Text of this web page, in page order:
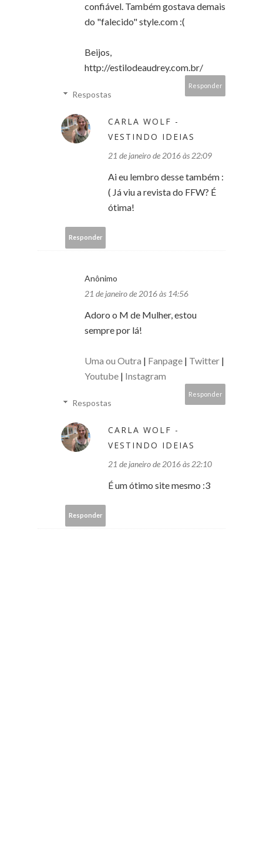
confiável. Também gostava demais
do "falecido" style.com :(
Beijos,
http://estilodeaudrey.com.br/
Responder
Respostas
CARLA WOLF -
VESTINDO IDEIAS
21 de janeiro de 2016 às 22:09
Ai eu lembro desse também :
( Já viu a revista do FFW? É
ótima!
Responder
Anônimo
21 de janeiro de 2016 às 14:56
Adoro o M de Mulher, estou
sempre por lá!
Uma ou Outra | Fanpage | Twitter |
Youtube | Instagram
Responder
Respostas
CARLA WOLF -
VESTINDO IDEIAS
21 de janeiro de 2016 às 22:10
É um ótimo site mesmo :3
Responder